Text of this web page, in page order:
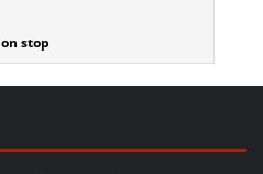
stop